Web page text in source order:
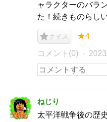
ャラクターのバラ
た！続きものらし
ナイス ★4
コメント(0)
ねじり
太平洋戦争後の歴